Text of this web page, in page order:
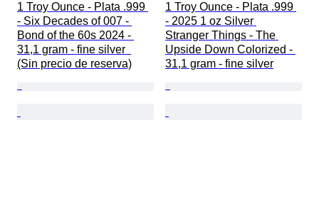
1 Troy Ounce - Plata .999
- Six Decades of 007 -
Bond of the 60s 2024 -
31,1 gram - fine silver
(Sin precio de reserva)
1 Troy Ounce - Plata .999
- 2025 1 oz Silver
Stranger Things - The
Upside Down Colorized -
31,1 gram - fine silver